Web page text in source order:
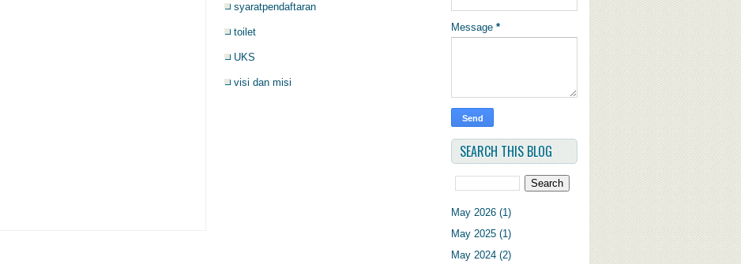
syaratpendaftaran
toilet
UKS
visi dan misi
Message *
SEARCH THIS BLOG
May 2026 (1)
May 2025 (1)
May 2024 (2)